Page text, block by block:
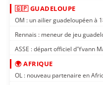
🇬🇵 GUADELOUPE
OM : un ailier guadeloupéen à
Rennais : meneur de jeu
ASSE : départ officiel d'Yvann
🌍 AFRIQUE
OL : nouveau partenaire en